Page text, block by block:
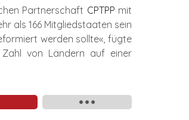
Partnerschaft CPTPP mit
als 166 Mitgliedstaaten sein
werden sollte«, fügte
von Ländern auf einer